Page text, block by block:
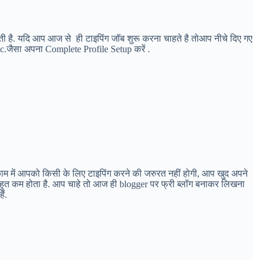
है. यदि आप आज से ही टाइपिंग जॉब शुरू करना चाहते है तोआप नीचे दिए गए
अपना Complete Profile Setup करें .
में आपको किसी के लिए टाइपिंग करने की जरुरत नहीं होगी, आप खुद अपने
कम होता है. आप चाहे तो आज ही blogger पर फ्री ब्लॉग बनाकर लिखना